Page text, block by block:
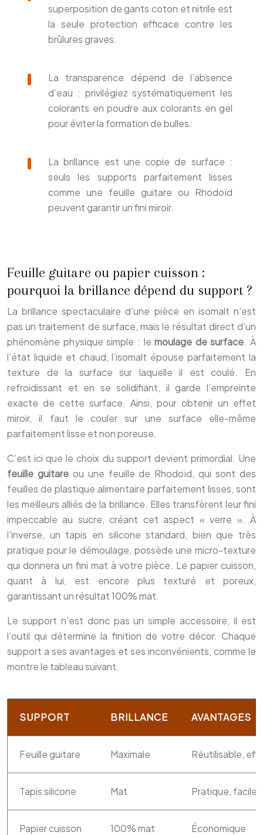
superposition de gants coton et nitrile est
la seule protection efficace contre les
brûlures graves.
La transparence dépend de l’absence
d’eau : privilégiez systématiquement les
colorants en poudre aux colorants en gel
pour éviter la formation de bulles.
La brillance est une copie de surface :
seuls les supports parfaitement lisses
comme une feuille guitare ou Rhodoïd
peuvent garantir un fini miroir.
Feuille guitare ou papier cuisson :
pourquoi la brillance dépend du support ?
La brillance spectaculaire d’une pièce en isomalt n’est
pas un traitement de surface, mais le résultat direct d’un
phénomène physique simple : lemoulage de surface. À
l’état liquide et chaud, l’isomalt épouse parfaitement la
texture de la surface sur laquelle il est coulé. En
refroidissant et en se solidifiant, il garde l’empreinte
exacte de cette surface. Ainsi, pour obtenir un effet
miroir, il faut le couler sur une surface elle-même
parfaitement lisse et non poreuse.
C’est ici que le choix du support devient primordial. Une
feuille guitareou une feuille de Rhodoïd, qui sont des
feuilles de plastique alimentaire parfaitement lisses, sont
les meilleurs alliés de la brillance. Elles transfèrent leur fini
impeccable au sucre, créant cet aspect « verre ». À
l’inverse, un tapis en silicone standard, bien que très
pratique pour le démoulage, possède une micro-texture
qui donnera un fini mat à votre pièce. Le papier cuisson,
quant à lui, est encore plus texturé et poreux,
garantissant un résultat 100% mat.
Le support n’est donc pas un simple accessoire, il est
l’outil qui détermine la finition de votre décor. Chaque
support a ses avantages et ses inconvénients, comme le
montre le tableau suivant.
SUPPORT BRILLANCE AVANTAGES
Feuille guitare Maximale Réutilisable,
Tapis silicone Mat Pratique, facile
Papier cuisson 100% mat Économique